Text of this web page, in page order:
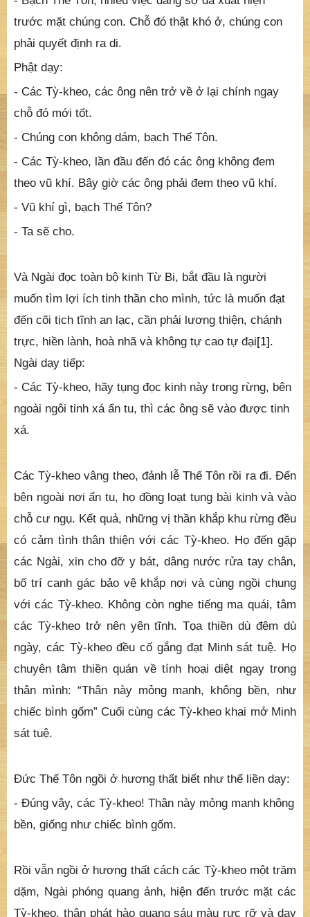
trước mặt chúng con. Chỗ đó thật khó ở, chúng con
phải quyết định ra di.
Phật dạy:
- Các Tỳ-kheo, các ông nên trở về ở lại chính ngay
chỗ đó mới tốt.
- Chúng con không dám, bạch Thế Tôn.
- Các Tỳ-kheo, lần đầu đến đó các ông không đem
theo vũ khí. Bây giờ các ông phải đem theo vũ khí.
- Vũ khí gì, bạch Thế Tôn?
- Ta sẽ cho.
Và Ngài đọc toàn bộ kinh Từ Bi, bắt đầu là người
muốn tìm lợi ích tinh thần cho mình, tức là muốn đạt
đến cõi tịch tĩnh an lạc, cần phải lương thiện, chánh
trực, hiền lành, hoà nhã và không tự cao tự đại[1].
Ngài dạy tiếp:
- Các Tỳ-kheo, hãy tụng đọc kinh này trong rừng, bên
ngoài ngôi tinh xá ẩn tu, thì các ông sẽ vào được tinh
xá.
Các Tỳ-kheo vâng theo, đảnh lễ Thế Tôn rồi ra đi. Ðến
bên ngoài nơi ẩn tu, họ đồng loạt tụng bài kinh và vào
chỗ cư ngụ. Kết quả, những vị thần khắp khu rừng đều
có cảm tình thân thiện với các Tỳ-kheo. Họ đến gặp
các Ngài, xin cho đỡ y bát, dâng nước rửa tay chân,
bố trí canh gác bảo vệ khắp nơi và cùng ngồi chung
với các Tỳ-kheo. Không còn nghe tiếng ma quái, tâm
các Tỳ-kheo trở nên yên tĩnh. Tọa thiền dù đêm dù
ngày, các Tỳ-kheo đều cố gắng đạt Minh sát tuệ. Họ
chuyên tâm thiền quán về tính hoại diệt ngay trong
thân mình: “Thân này mỏng manh, không bền, như
chiếc bình gốm” Cuối cùng các Tỳ-kheo khai mở Minh
sát tuệ.
Ðức Thế Tôn ngồi ở hương thất biết như thế liền dạy:
- Ðúng vậy, các Tỳ-kheo! Thân này mỏng manh không
bền, giống như chiếc bình gốm.
Rồi vẫn ngồi ở hương thất cách các Tỳ-kheo một trăm
dặm, Ngài phóng quang ảnh, hiện đến trước mặt các
Tỳ-kheo, thân phát hào quang sáu màu rực rỡ và dạy